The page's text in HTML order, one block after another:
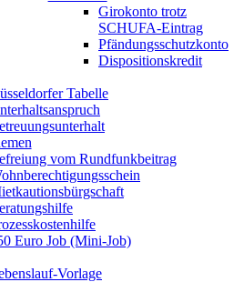
Girokonto trotz
SCHUFA-Eintrag
Pfändungsschutzkonto
Dispositionskredit
Tabelle
vom Rundfunkbeitrag
Euro Job (Mini-Job)
Vorlage